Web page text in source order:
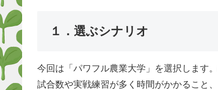
１．選ぶシナリオ
今回は「パワフル農業大学」を選択します
試合数や実戦練習が多く時間がかかること